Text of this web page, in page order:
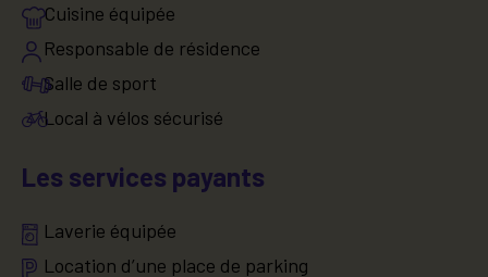
Cuisine équipée
Responsable de résidence
Salle de sport
Local à vélos sécurisé
Les services payants
Laverie équipée
Location d’une place de parking